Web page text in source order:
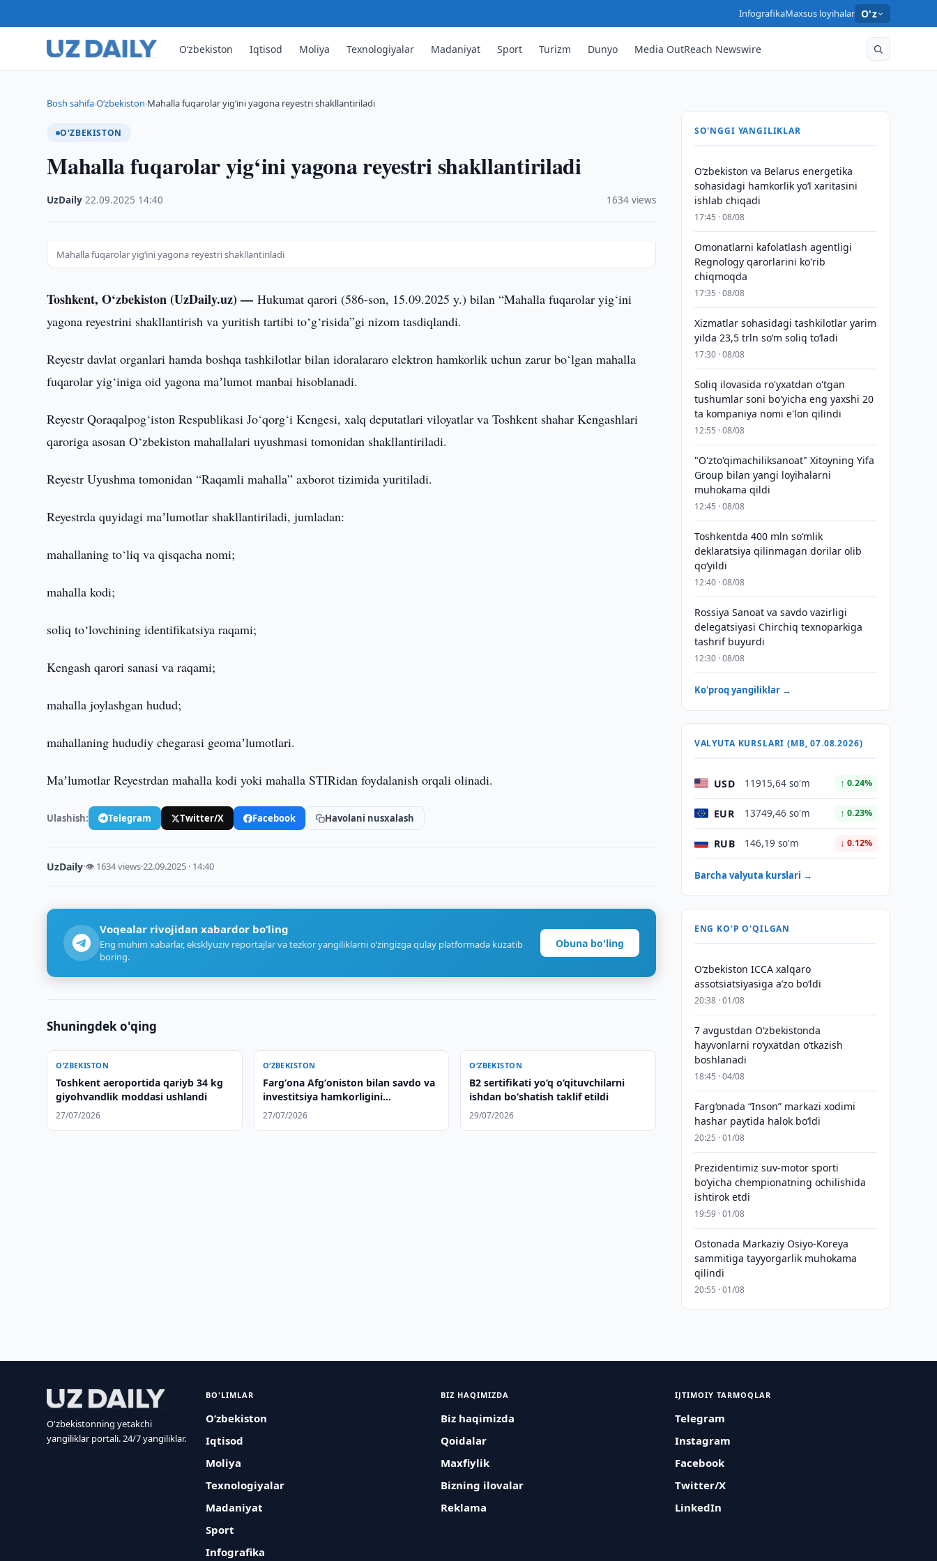
InfografikaMaxsus loyihalar O'z
O‘zbekiston Iqtisod Moliya Texnologiyalar Madaniyat Sport Turizm Dunyo Media OutReach Newswire
Bosh sahifa›O‘zbekiston›Mahalla fuqarolar yig‘ini yagona reyestri shakllantiriladi
O‘ZBEKISTON
Mahalla fuqarolar yig‘ini yagona reyestri shakllantiriladi
UzDaily ·22.09.2025 14:40 1634 views
Mahalla fuqarolar yig‘ini yagona reyestri shakllantiriladi
Toshkent, O‘zbekiston (UzDaily.uz) —Hukumat qarori (586-son, 15.09.2025 y.) bilan “Mahalla fuqarolar yig‘ini
yagona reyestrini shakllantirish va yuritish tartibi to‘g‘risida”gi nizom tasdiqlandi.
Reyestr davlat organlari hamda boshqa tashkilotlar bilan idoralararo elektron hamkorlik uchun zarur bo‘lgan mahalla
fuqarolar yig‘iniga oid yagona maʼlumot manbai hisoblanadi.
Reyestr Qoraqalpog‘iston Respublikasi Jo‘qorg‘i Kengesi, xalq deputatlari viloyatlar va Toshkent shahar Kengashlari
qaroriga asosan O‘zbekiston mahallalari uyushmasi tomonidan shakllantiriladi.
Reyestr Uyushma tomonidan “Raqamli mahalla” axborot tizimida yuritiladi.
Reyestrda quyidagi maʼlumotlar shakllantiriladi, jumladan:
mahallaning to‘liq va qisqacha nomi;
mahalla kodi;
soliq to‘lovchining identifikatsiya raqami;
Kengash qarori sanasi va raqami;
mahalla joylashgan hudud;
mahallaning hududiy chegarasi geomaʼlumotlari.
Maʼlumotlar Reyestrdan mahalla kodi yoki mahalla STIRidan foydalanish orqali olinadi.
Ulashish: Telegram Twitter/X Facebook Havolani nusxalash
UzDaily·👁 1634 views·22.09.2025 · 14:40
Voqealar rivojidan xabardor bo‘ling
Eng muhim xabarlar, eksklyuziv reportajlar va tezkor yangiliklarni o‘zingizga qulay platformada kuzatib
boring.
Obuna bo'ling
Shuningdek o'qing
O‘ZBEKISTON
Toshkent aeroportida qariyb 34 kg
giyohvandlik moddasi ushlandi
27/07/2026
O‘ZBEKISTON
Fargʻona Afgʻoniston bilan savdo va
investitsiya hamkorligini
kengaytirmoqda
27/07/2026
O‘ZBEKISTON
B2 sertifikati yo‘q o‘qituvchilarni
ishdan bo‘shatish taklif etildi
29/07/2026
SO'NGGI YANGILIKLAR
Oʻzbekiston va Belarus energetika
sohasidagi hamkorlik yoʻl xaritasini
ishlab chiqadi
17:45 · 08/08
Omonatlarni kafolatlash agentligi
Regnology qarorlarini ko'rib
chiqmoqda
17:35 · 08/08
Xizmatlar sohasidagi tashkilotlar yarim
yilda 23,5 trln so‘m soliq to‘ladi
17:30 · 08/08
Soliq ilovasida ro'yxatdan o'tgan
tushumlar soni bo'yicha eng yaxshi 20
ta kompaniya nomi e'lon qilindi
12:55 · 08/08
"O'zto'qimachiliksanoat" Xitoyning Yifa
Group bilan yangi loyihalarni
muhokama qildi
12:45 · 08/08
Toshkentda 400 mln so‘mlik
deklaratsiya qilinmagan dorilar olib
qo‘yildi
12:40 · 08/08
Rossiya Sanoat va savdo vazirligi
delegatsiyasi Chirchiq texnoparkiga
tashrif buyurdi
12:30 · 08/08
Ko'proq yangiliklar →
VALYUTA KURSLARI (MB, 07.08.2026)
USD 11915,64 so'm ↑ 0.24%
EUR 13749,46 so'm ↑ 0.23%
RUB 146,19 so'm ↓ 0.12%
Barcha valyuta kurslari →
ENG KO'P O'QILGAN
O‘zbekiston ICCA xalqaro
assotsiatsiyasiga aʼzo bo‘ldi
20:38 · 01/08
7 avgustdan O‘zbekistonda
hayvonlarni ro‘yxatdan o‘tkazish
boshlanadi
18:45 · 04/08
Farg‘onada “Inson” markazi xodimi
hashar paytida halok bo‘ldi
20:25 · 01/08
Prezidentimiz suv-motor sporti
bo‘yicha chempionatning ochilishida
ishtirok etdi
19:59 · 01/08
Ostonada Markaziy Osiyo-Koreya
sammitiga tayyorgarlik muhokama
qilindi
20:55 · 01/08
O'zbekistonning yetakchi
yangiliklar portali. 24/7 yangiliklar.
BO'LIMLAR
O‘zbekiston
Iqtisod
Moliya
Texnologiyalar
Madaniyat
Sport
Infografika
BIZ HAQIMIZDA
Biz haqimizda
Qoidalar
Maxfiylik
Bizning ilovalar
Reklama
IJTIMOIY TARMOQLAR
Telegram
Instagram
Facebook
Twitter/X
LinkedIn